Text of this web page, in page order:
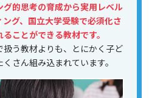
グ的思考の育成から実用レベル
グ、国立大学受験で必須化さ
ことができる教材です。
う教材よりも、とにかく子ど
さん組み込まれています。